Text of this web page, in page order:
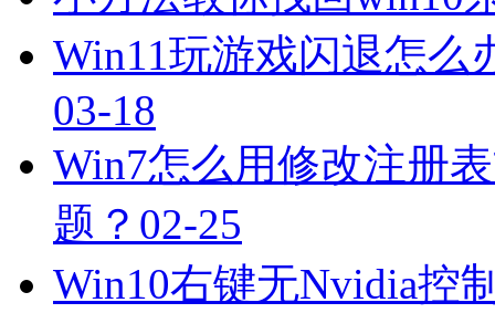
Win11玩游戏闪退怎么
03-18
Win7怎么用修改注册
题？ 02-25
Win10右键无Nvidia控